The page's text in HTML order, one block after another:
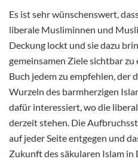
Es ist sehr wünschenswert,
liberale Musliminnen und
Deckung lockt und sie dazu
gemeinsamen Ziele sichtbar
Buch jedem zu empfehlen, der
Wurzeln des barmherzigen
dafür interessiert, wo die
derzeit stehen. Die
auf jeder Seite entgegen und
Zukunft des säkularen Islam in